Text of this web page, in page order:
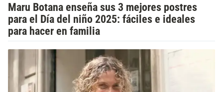
Maru Botana enseña sus 3 mejores postres
para el Día del niño 2025: fáciles e ideales
para hacer en familia